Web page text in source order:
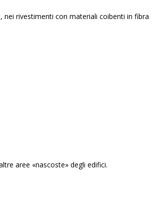
nei rivestimenti con materiali coibenti in fibra
aree «nascoste» degli edifici.